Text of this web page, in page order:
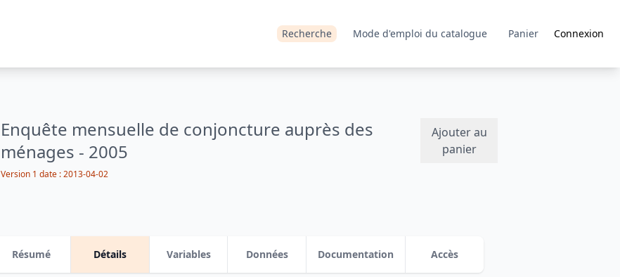
Recherche Mode d'emploi du catalogue Panier Connexion
Enquête mensuelle de conjoncture auprès des
ménages - 2005
Ajouter au
panier
Version 1 date :2013-04-02
Résumé Détails Variables Données Documentation Accès